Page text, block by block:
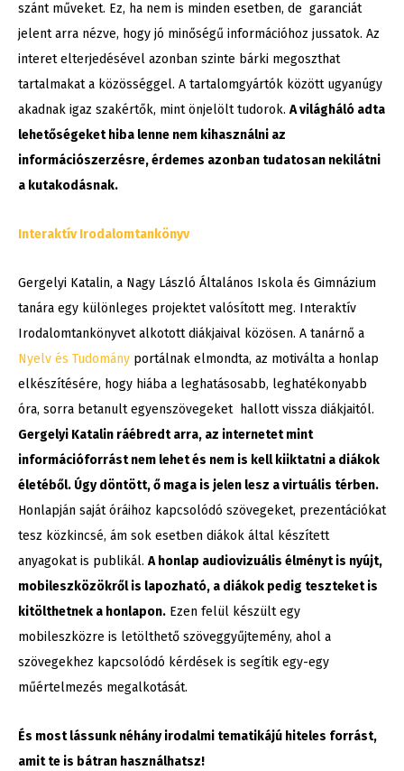
szánt műveket. Ez, ha nem is minden esetben, de garanciát
jelent arra nézve, hogy jó minőségű információhoz jussatok. Az
interet elterjedésével azonban szinte bárki megoszthat
tartalmakat a közösséggel. A tartalomgyártók között ugyanúgy
akadnak igaz szakértők, mint önjelölt tudorok. A világháló adta
lehetőségeket hiba lenne nem kihasználni az
információszerzésre, érdemes azonban tudatosan nekilátni
a kutakodásnak.
Interaktív Irodalomtankönyv
Gergelyi Katalin, a Nagy László Általános Iskola és Gimnázium
tanára egy különleges projektet valósított meg. Interaktív
Irodalomtankönyvet alkotott diákjaival közösen. A tanárnő a
Nyelv és Tudomány portálnak elmondta, az motiválta a honlap
elkészítésére, hogy hiába a leghatásosabb, leghatékonyabb
óra, sorra betanult egyenszövegeket hallott vissza diákjaitól.
Gergelyi Katalin ráébredt arra, az internetet mint
információforrást nem lehet és nem is kell kiiktatni a diákok
életéből. Úgy döntött, ő maga is jelen lesz a virtuális térben.
Honlapján saját óráihoz kapcsolódó szövegeket, prezentációkat
tesz közkincsé, ám sok esetben diákok által készített
anyagokat is publikál. A honlap audiovizuális élményt is nyújt,
mobileszközökről is lapozható, a diákok pedig teszteket is
kitölthetnek a honlapon. Ezen felül készült egy
mobileszközre is letölthető szöveggyűjtemény, ahol a
szövegekhez kapcsolódó kérdések is segítik egy-egy
műértelmezés megalkotását.
És most lássunk néhány irodalmi tematikájú hiteles forrást,
amit te is bátran használhatsz!